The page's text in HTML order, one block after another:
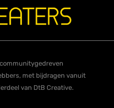
met bijdragen vanuit
van DtB Creative.